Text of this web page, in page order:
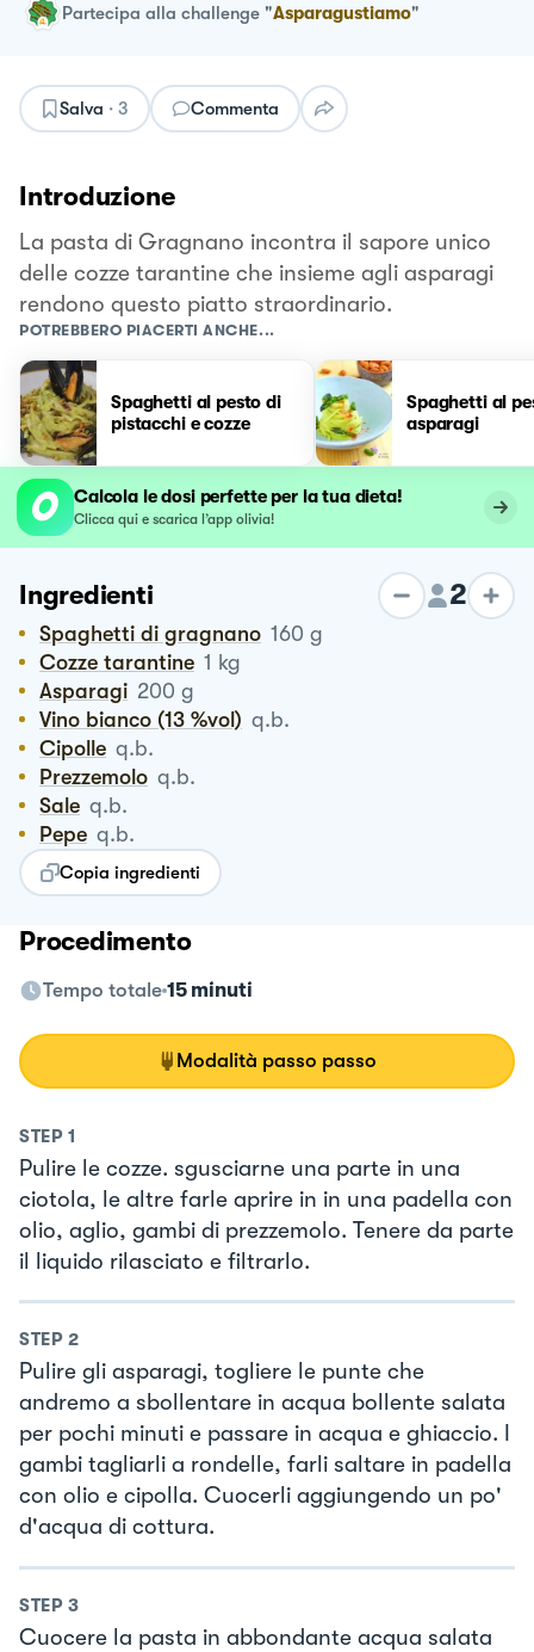
Partecipa alla challenge "Asparagustiamo"
Salva · 3 Commenta
Introduzione
La pasta di Gragnano incontra il sapore unico
delle cozze tarantine che insieme agli asparagi
rendono questo piatto straordinario.
POTREBBERO PIACERTI ANCHE...
Spaghetti al pesto di
pistacchi e cozze
Spaghetti al
asparagi
Calcola le dosi perfette per la tua dieta!
Clicca qui e scarica l’app olivia!
Ingredienti 2
Spaghetti di gragnano 160 g
Cozze tarantine 1 kg
Asparagi 200 g
Vino bianco (13 %vol) q.b.
Cipolle q.b.
Prezzemolo q.b.
Sale q.b.
Pepe q.b.
Copia ingredienti
Procedimento
Tempo totale 15 minuti
Modalità passo passo
STEP 1
Pulire le cozze. sgusciarne una parte in una
ciotola, le altre farle aprire in in una padella con
olio, aglio, gambi di prezzemolo. Tenere da parte
il liquido rilasciato e filtrarlo.
STEP 2
Pulire gli asparagi, togliere le punte che
andremo a sbollentare in acqua bollente salata
per pochi minuti e passare in acqua e ghiaccio. I
gambi tagliarli a rondelle, farli saltare in padella
con olio e cipolla. Cuocerli aggiungendo un po'
d'acqua di cottura.
STEP 3
Cuocere la pasta in abbondante acqua salata